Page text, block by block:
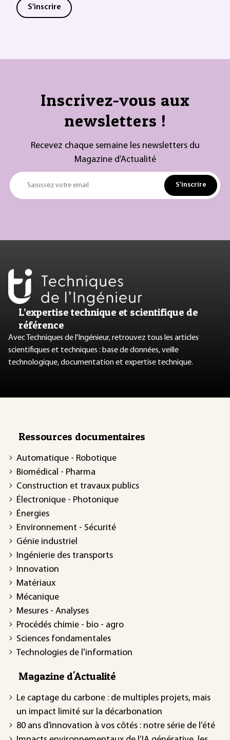
S'inscrire
Inscrivez-vous aux
newsletters !
Recevez chaque semaine les newsletters du
Magazine d’Actualité
Saisissez votre email S'inscrire
L’expertise technique et scientifique de
référence
Avec Techniques de l'Ingénieur, retrouvez tous les articles
scientifiques et techniques : base de données, veille
technologique, documentation et expertise technique.
Ressources documentaires
Automatique - Robotique
Biomédical - Pharma
Construction et travaux publics
Électronique - Photonique
Énergies
Environnement - Sécurité
Génie industriel
Ingénierie des transports
Innovation
Matériaux
Mécanique
Mesures - Analyses
Procédés chimie - bio - agro
Sciences fondamentales
Technologies de l'information
Magazine d'Actualité
Le captage du carbone : de multiples projets, mais
un impact limité sur la décarbonation
80 ans d’innovation à vos côtés : notre série de l’été